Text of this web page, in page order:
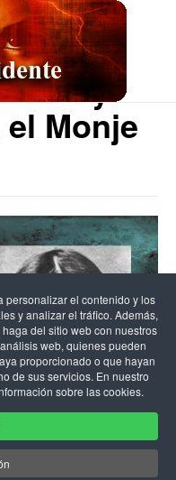
y
Monje
personalizar el contenido y los
y analizar el tráfico. Además,
del sitio web con nuestros
web, quienes pueden
proporcionado o que hayan
de sus servicios. En nuestro
sobre las cookies.